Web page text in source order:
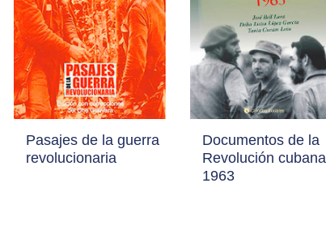
Pasajes de la guerra
revolucionaria
Documentos de la
Revolución cubana
1963